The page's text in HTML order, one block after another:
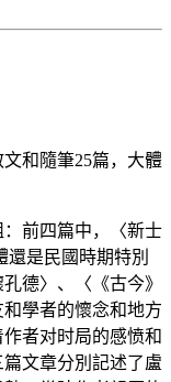
和隨筆25篇，大體
前四篇中，〈新士
是民國時期特別
德〉、〈《古今》
學者的懷念和地方
者对时局的感愤和
文章分別記述了盧